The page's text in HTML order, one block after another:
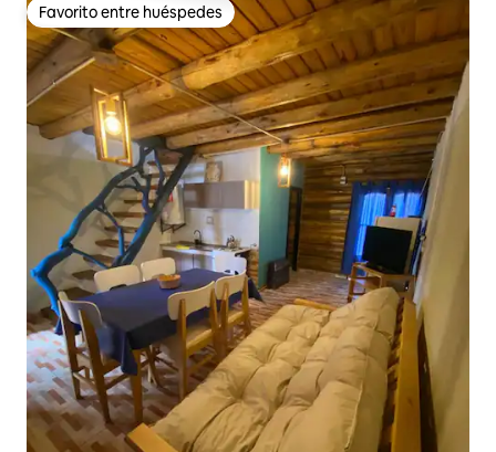
Favorito entre huéspedes
Favorito entre huéspedes